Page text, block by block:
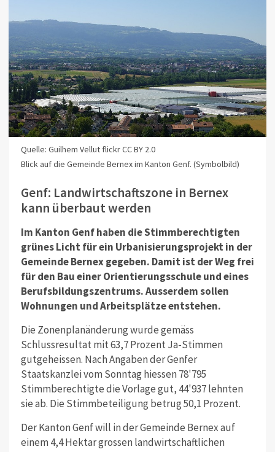
Quelle: Guilhem Vellut flickr CC BY 2.0
Blick auf die Gemeinde Bernex im Kanton Genf. (Symbolbild)
Genf: Landwirtschaftszone in Bernex
kann überbaut werden
Im Kanton Genf haben die Stimmberechtigten
grünes Licht für ein Urbanisierungsprojekt in der
Gemeinde Bernex gegeben. Damit ist der Weg frei
für den Bau einer Orientierungsschule und eines
Berufsbildungszentrums. Ausserdem sollen
Wohnungen und Arbeitsplätze entstehen.
Die Zonenplanänderung wurde gemäss
Schlussresultat mit 63,7 Prozent Ja-Stimmen
gutgeheissen. Nach Angaben der Genfer
Staatskanzlei vom Sonntag hiessen 78'795
Stimmberechtigte die Vorlage gut, 44'937 lehnten
sie ab. Die Stimmbeteiligung betrug 50,1 Prozent.
Der Kanton Genf will in der Gemeinde Bernex auf
einem 4,4 Hektar grossen landwirtschaftlichen